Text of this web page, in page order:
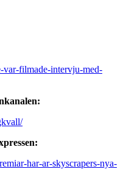
var-filmade-intervju-med-
har-ar-skyscrapers-nya-